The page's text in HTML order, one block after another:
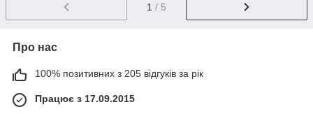
1 / 5
Про нас
100% позитивних з 205 відгуків за рік
Працює з 17.09.2015